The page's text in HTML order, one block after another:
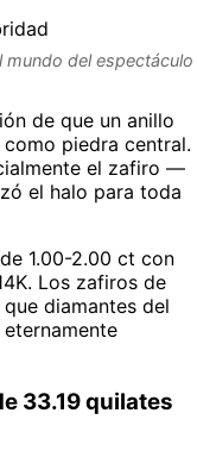
mundo del espectáculo
de que un anillo
piedra central.
el zafiro —
el halo para toda
1.00-2.00 ct con
Los zafiros de
diamantes del
33.19 quilates